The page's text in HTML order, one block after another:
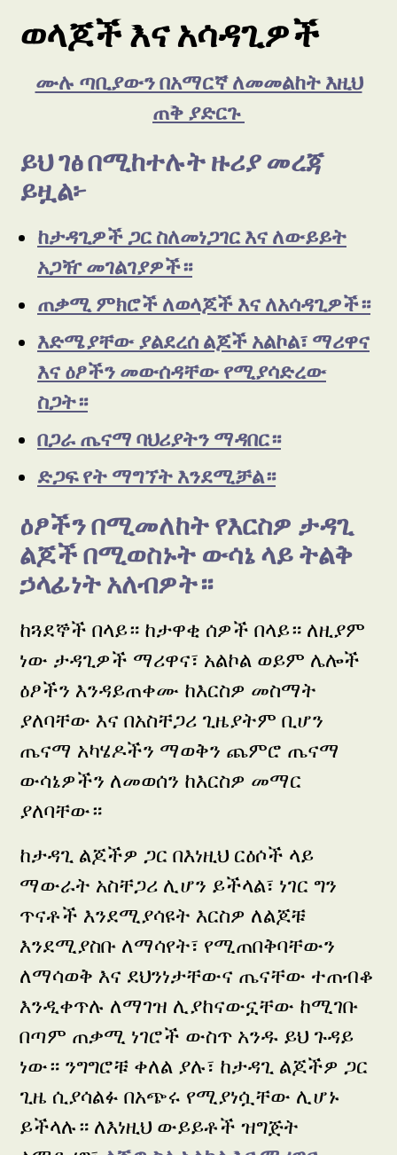
ወላጆች እና አሳዳጊዎች
ሙሉ ጣቢያውን በአማርኛ ለመመልከት እዚህ
ጠቅ ያድርጉ
ይህ ገፅ በሚከተሉት ዙሪያ መረጃ
ይዟል፦
ከታዳጊዎች ጋር ስለመነጋገር እና ለውይይት
አጋዥ መገልገያዎች።
ጠቃሚ ምክሮች ለወላጆች እና ለአሳዳጊዎች።
እድሜያቸው ያልደረሰ ልጆች አልኮል፣ ማሪዋና
እና ዕፆችን መውሰዳቸው የሚያሳድረው
ስጋት።
በጋራ ጤናማ ባህሪያትን ማዳበር።
ድጋፍ የት ማግኘት እንደሚቻል።
ዕፆችን በሚመለከት የእርስዎ ታዳጊ
ልጆች በሚወስኑት ውሳኔ ላይ ትልቅ
ኃላፊነት አለብዎት።
ከጓደኞች በላይ። ከታዋቂ ሰዎች በላይ። ለዚያም
ነው ታዳጊዎች ማሪዋና፣ አልኮል ወይም ሌሎች
ዕፆችን እንዳይጠቀሙ ከእርስዎ መስማት
ያለባቸው እና በአስቸጋሪ ጊዜያትም ቢሆን
ጤናማ አካሄዶችን ማወቅን ጨምሮ ጤናማ
ውሳኔዎችን ለመወሰን ከእርስዎ መማር
ያለባቸው።
ከታዳጊ ልጆችዎ ጋር በእነዚህ ርዕሶች ላይ
ማውራት አስቸጋሪ ሊሆን ይችላል፣ ነገር ግን
ጥናቶች እንደሚያሳዩት እርስዎ ለልጆቹ
እንደሚያስቡ ለማሳየት፣ የሚጠበቅባቸውን
ለማሳወቅ እና ደህንነታቸውና ጤናቸው ተጠብቆ
እንዲቀጥሉ ለማገዝ ሊያከናውኗቸው ከሚገቡ
በጣም ጠቃሚ ነገሮች ውስጥ አንዱ ይህ ጉዳይ
ነው። ንግግሮቹ ቀለል ያሉ፣ ከታዳጊ ልጆችዎ ጋር
ጊዜ ሲያሳልፉ በአጭሩ የሚያነሷቸው ሊሆኑ
ይችላሉ። ለእነዚህ ውይይቶች ዝግጅት